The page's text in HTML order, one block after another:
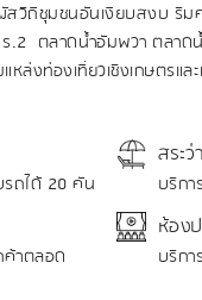
วิถีชุมชนอันเงียบสงบ ริม
.2 ตลาดน้ำอัมพวา ตลาด
หล่งท่องเที่ยวเชิงเกษตรแ
ถได้ 20 คัน
สระ
บริก
ค้าตลอด
ห้อง
บริก